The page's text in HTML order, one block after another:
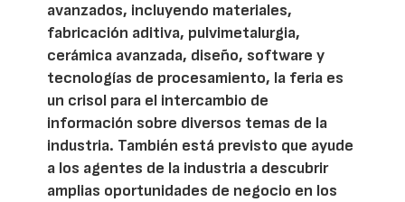
avanzados, incluyendo materiales,
fabricación aditiva, pulvimetalurgia,
cerámica avanzada, diseño, software y
tecnologías de procesamiento, la feria es
un crisol para el intercambio de
información sobre diversos temas de la
industria. También está previsto que ayude
a los agentes de la industria a descubrir
amplias oportunidades de negocio en los